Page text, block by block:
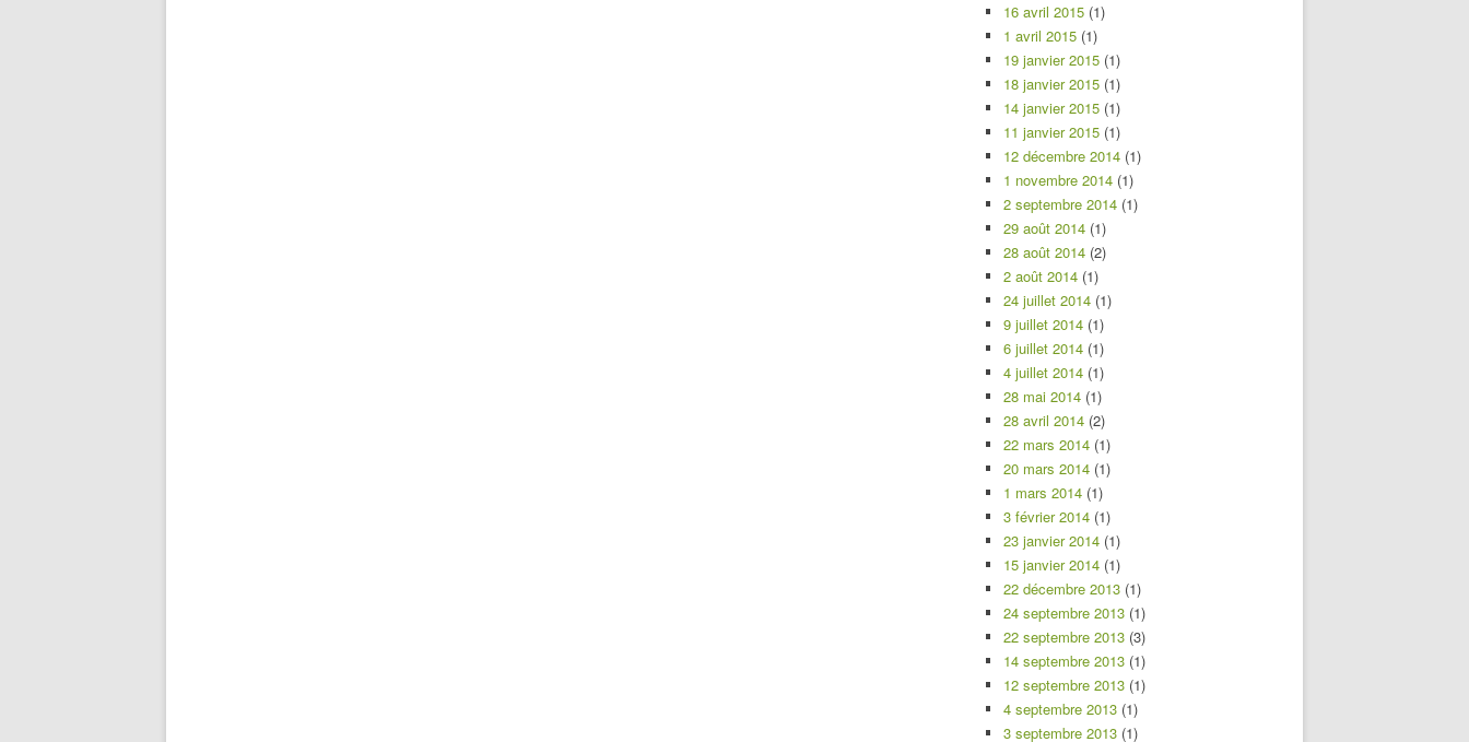
16 avril 2015 (1)
1 avril 2015 (1)
19 janvier 2015 (1)
18 janvier 2015 (1)
14 janvier 2015 (1)
11 janvier 2015 (1)
12 décembre 2014 (1)
1 novembre 2014 (1)
2 septembre 2014 (1)
29 août 2014 (1)
28 août 2014 (2)
2 août 2014 (1)
24 juillet 2014 (1)
9 juillet 2014 (1)
6 juillet 2014 (1)
4 juillet 2014 (1)
28 mai 2014 (1)
28 avril 2014 (2)
22 mars 2014 (1)
20 mars 2014 (1)
1 mars 2014 (1)
3 février 2014 (1)
23 janvier 2014 (1)
15 janvier 2014 (1)
22 décembre 2013 (1)
24 septembre 2013 (1)
22 septembre 2013 (3)
14 septembre 2013 (1)
12 septembre 2013 (1)
4 septembre 2013 (1)
3 septembre 2013 (1)